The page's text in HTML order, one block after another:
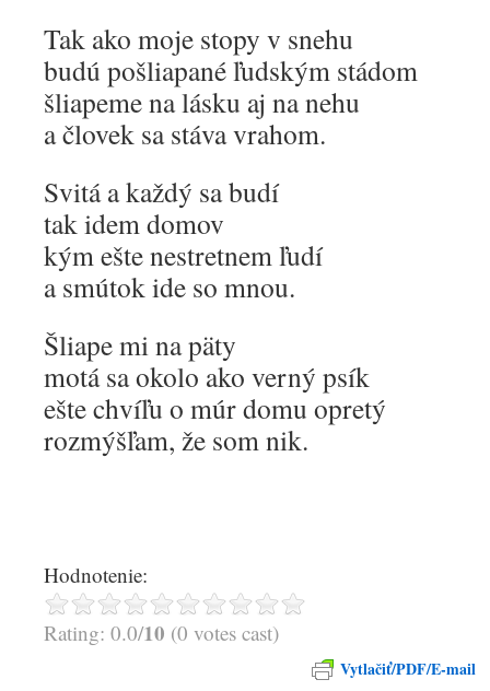
Tak ako moje stopy v snehu
budú pošliapané ľudským stádom
šliapeme na lásku aj na nehu
a človek sa stáva vrahom.
Svitá a každý sa budí
tak idem domov
kým ešte nestretnem ľudí
a smútok ide so mnou.
Šliape mi na päty
motá sa okolo ako verný psík
ešte chvíľu o múr domu opretý
rozmýšľam, že som nik.
Hodnotenie:
Rating: 0.0/10 (0 votes cast)
Vytlačiť/PDF/E-mail